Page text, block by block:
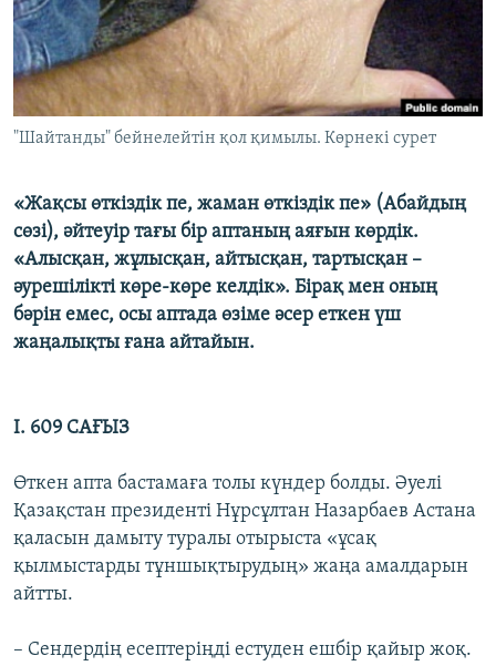
ЖАЗЫЛЫҢЫЗ
Басқа тілдерде
"Шайтанды" бейнелейтін қол қимылы. Көрнекі сурет
«Жақсы өткіздік пе, жаман өткіздік пе» (Абайдың
сөзі), әйтеуір тағы бір аптаның аяғын көрдік.
«Алысқан, жұлысқан, айтысқан, тартысқан –
әурешілікті көре-көре келдік». Бірақ мен оның
бәрін емес, осы аптада өзіме әсер еткен үш
жаңалықты ғана айтайын.
І. 609 САҒЫЗ
Өткен апта бастамаға толы күндер болды. Әуелі
Қазақстан президенті Нұрсұлтан Назарбаев Астана
қаласын дамыту туралы отырыста «ұсақ
қылмыстарды тұншықтырудың» жаңа амалдарын
айтты.
– Сендердің есептеріңді естуден ешбір қайыр жоқ.